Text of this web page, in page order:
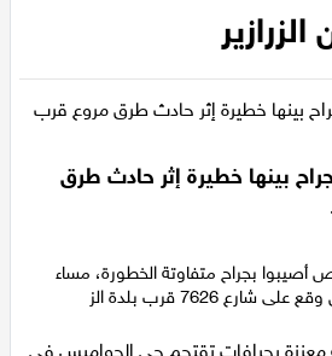
بجراح بينها خطيرة إثر حادث طرق
بجراح متفاوتة الخطورة، مساء